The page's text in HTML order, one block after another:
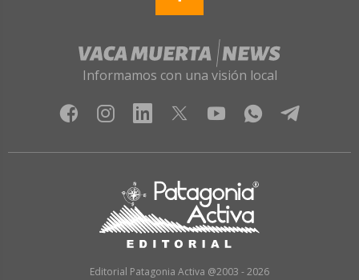
Informamos con una visión local
Editorial Patagonia Activa @2003 - 2026